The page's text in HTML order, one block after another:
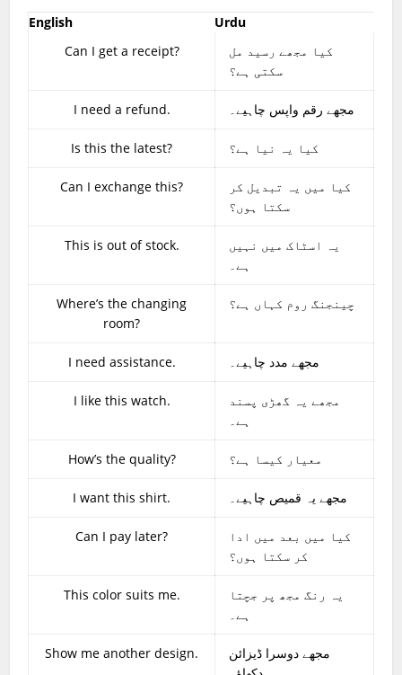
English
Urdu
Can I get a receipt?
کیا مجھے رسید مل
سکتی ہے؟
I need a refund. مجھے رقم واپس چاہیے۔
Is this the latest? کیا یہ نیا ہے؟
Can I exchange this?
کیا میں یہ تبدیل کر
سکتا ہوں؟
This is out of stock.
یہ اسٹاک میں نہیں
ہے۔
Where’s the changing
room?
چینجنگ روم کہاں ہے؟
I need assistance. مجھے مدد چاہیے۔
I like this watch.
مجھے یہ گھڑی پسند
ہے۔
How’s the quality? معیار کیسا ہے؟
I want this shirt. مجھے یہ قمیص چاہیے۔
Can I pay later?
کیا میں بعد میں ادا
کر سکتا ہوں؟
This color suits me.
یہ رنگ مجھ پر جچتا
ہے۔
Show me another design.
مجھے دوسرا ڈیزائن